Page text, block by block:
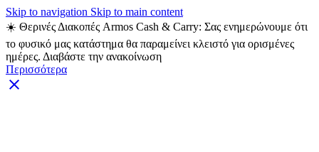
Skip to navigation Skip to main content
☀️ Θερινές Διακοπές Armos Cash & Carry: Σας ενημερώνουμε ότι
το φυσικό μας κατάστημα θα παραμείνει κλειστό για ορισμένες
ημέρες. Διαβάστε την ανακοίνωση
Περισσότερα